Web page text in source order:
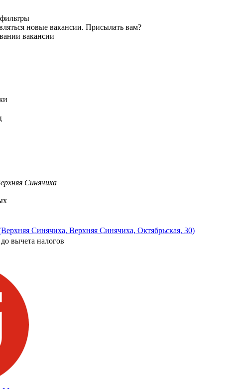
новые вакансии. Присылать вам?
вакансии
Синячиха
Синячиха, Верхняя Синячиха, Октябрьская, 30)
до вычета налогов